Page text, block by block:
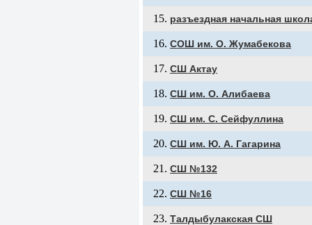
разъездная начальная
СОШ им. О. Жумабекова
СШ Актау
СШ им. О. Алибаева
СШ им. С. Сейфуллина
СШ им. Ю. А. Гагарина
СШ №132
СШ №16
Талдыбулакская СШ